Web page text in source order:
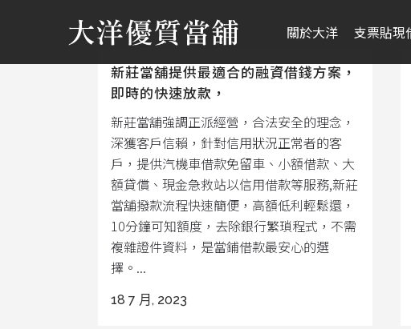
關於大洋 支票貼現
新莊當舖提供最適合的融資借錢方案，
即時的快速放款，
新莊當舖強調正派經營，合法安全的理念，
深獲客戶信賴，針對信用狀況正常者的客
戶，提供汽機車借款免留車、小額借款、大
額貸償、現金急救站以信用借款等服務,新莊
當舖撥款流程快速簡便，高額低利輕鬆還，
10分鐘可知額度，去除銀行繁瑣程式，不需
複雜證件資料，是當鋪借款最安心的選
擇。...
18 7 月, 2023